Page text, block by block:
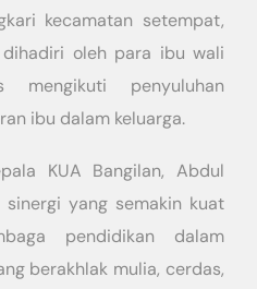
kecamatan setempat,
oleh para ibu wali
penyuluhan
ibu dalam keluarga.
KUA Bangilan, Abdul
yang semakin kuat
pendidikan dalam
berakhlak mulia, cerdas,